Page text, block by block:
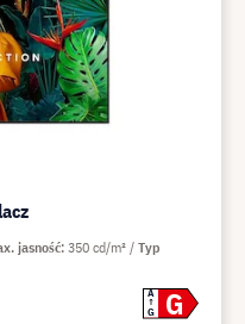
A
G
G
jasność 350 cd/m²
Typ